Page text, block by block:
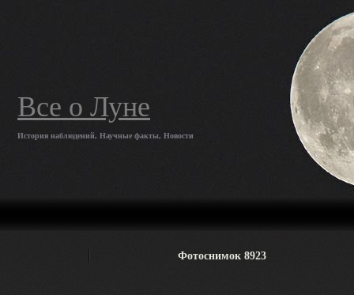
Все о Луне
История наблюдений, Научные факты, Новости
Фотоснимок 8923